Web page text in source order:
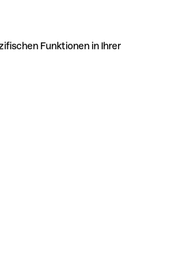
Funktionen in Ihrer